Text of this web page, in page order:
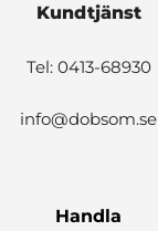
Kundtjänst
Tel: 0413-68930
info@dobsom.se
Handla